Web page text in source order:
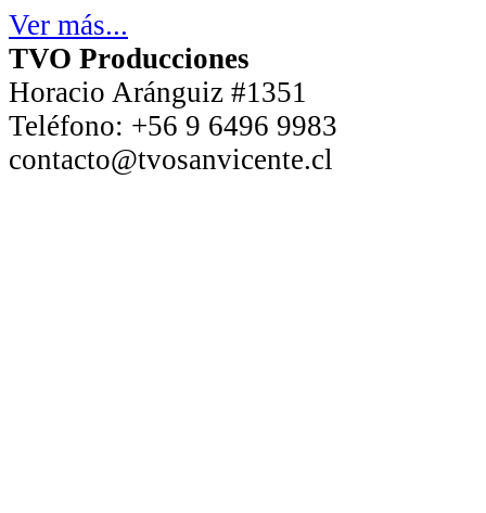
Ver más...
TVO Producciones
Horacio Aránguiz #1351
Teléfono: +56 9 6496 9983
contacto@tvosanvicente.cl